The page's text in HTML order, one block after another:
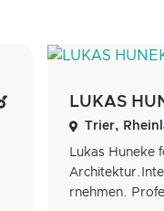
Trier,
Lukas Huneke
rnehmen.